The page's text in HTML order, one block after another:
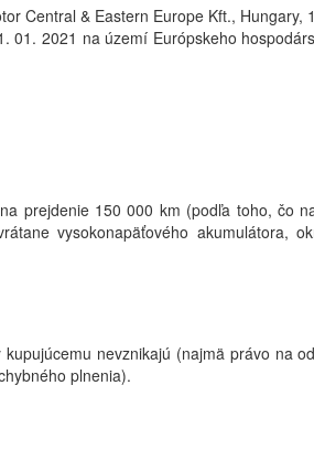
Central & Eastern Europe Kft., Hungary,
2021 na území Európskeho
prejdenie 150 000 km (podľa toho, čo
vysokonapäťového akumulátora,
nevznikajú (najmä právo na
plnenia).